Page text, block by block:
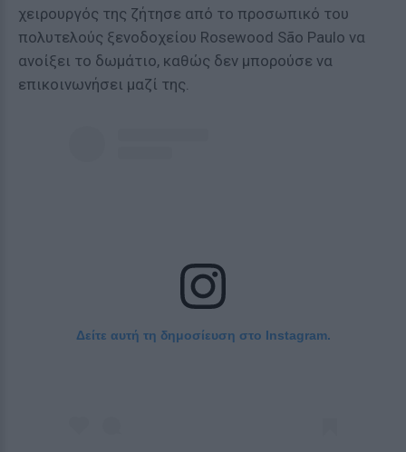
χειρουργός της ζήτησε από το προσωπικό του
πολυτελούς ξενοδοχείου Rosewood São Paulo να
ανοίξει το δωμάτιο, καθώς δεν μπορούσε να
επικοινωνήσει μαζί της.
Δείτε αυτή τη δημοσίευση στο Instagram.